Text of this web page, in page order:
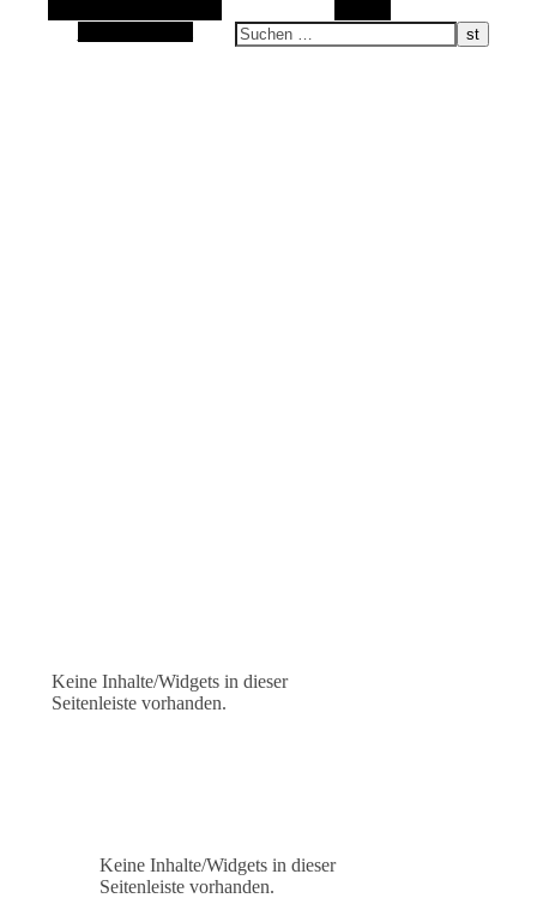
Sand im Schuh, Wasser im Gesicht …
Keine Inhalte/Widgets in dieser
Seitenleiste vorhanden.
Keine Inhalte/Widgets in dieser
Seitenleiste vorhanden.